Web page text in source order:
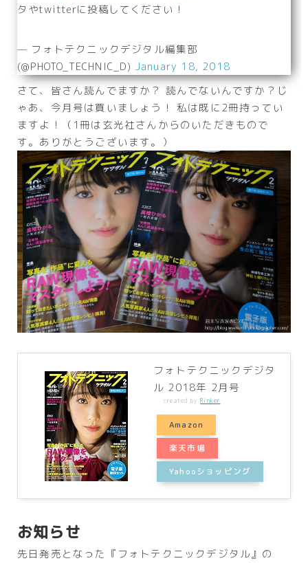
タやtwitterに投稿してください！
— フォトテクニックデジタル編集部
(@PHOTO_TECHNIC_D) January 18, 2018
さて、皆さん読んでますか？ 読んでないんですか？じ
ゃあ、今月号は買いましょう！ 私は既に2冊持ってい
ますよ！（1冊は玄光社さんからのいただきもので
す。ありがとうございます。）
フォトテクニックデジタ
ル 2018年 2月号
created byRinker
Amazon
楽天市場
Yahooショッピング
お知らせ
先日発売となった『フォトテクニックデジタル』の